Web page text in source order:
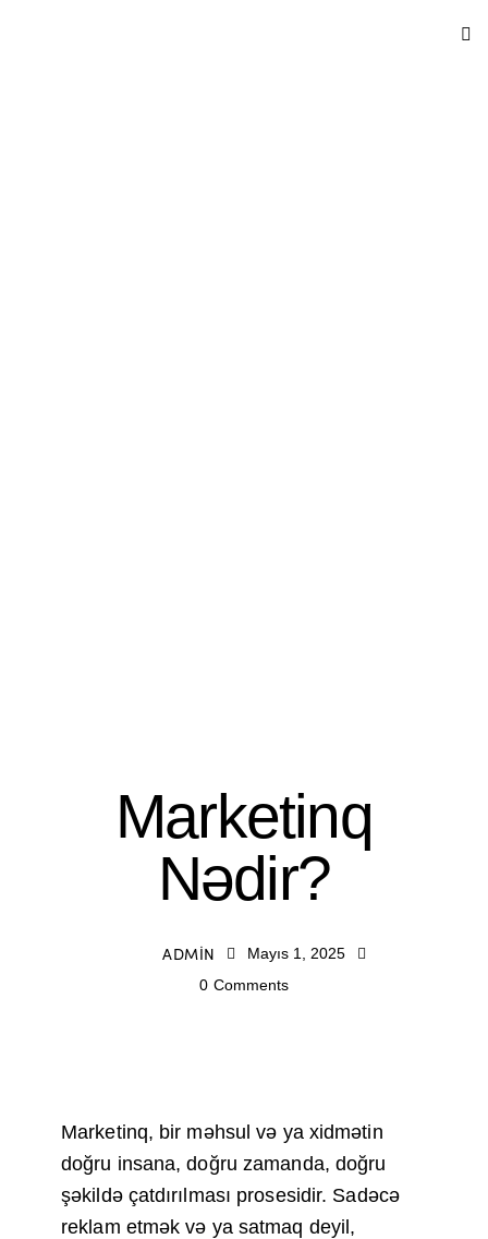
Marketinq
Nədir?
ADMIN
Mayıs 1, 2025
0 Comments
Marketinq, bir məhsul və ya xidmətin
doğru insana, doğru zamanda, doğru
şəkildə çatdırılması prosesidir. Sadəcə
reklam etmək və ya satmaq deyil,